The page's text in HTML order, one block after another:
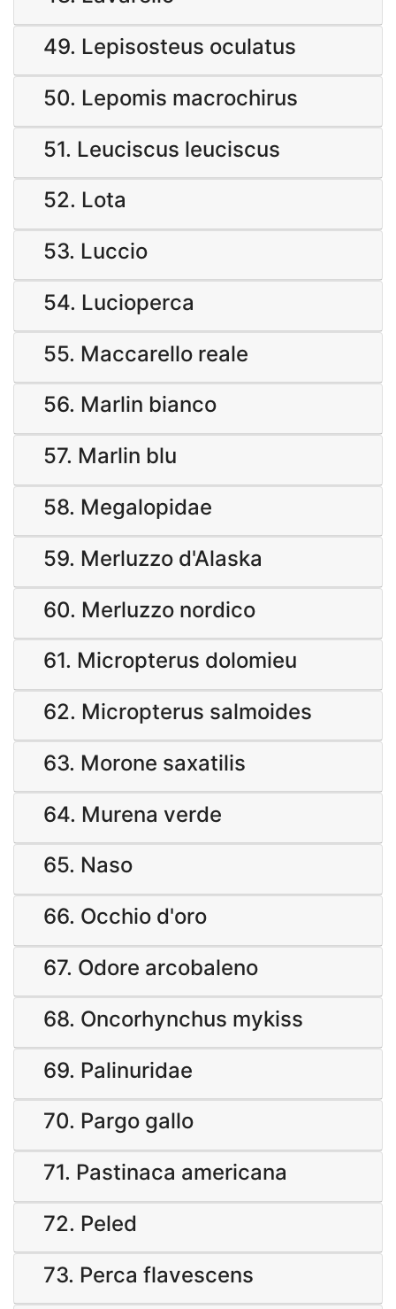
49. Lepisosteus oculatus
50. Lepomis macrochirus
51. Leuciscus leuciscus
52. Lota
53. Luccio
54. Lucioperca
55. Maccarello reale
56. Marlin bianco
57. Marlin blu
58. Megalopidae
59. Merluzzo d'Alaska
60. Merluzzo nordico
61. Micropterus dolomieu
62. Micropterus salmoides
63. Morone saxatilis
64. Murena verde
65. Naso
66. Occhio d'oro
67. Odore arcobaleno
68. Oncorhynchus mykiss
69. Palinuridae
70. Pargo gallo
71. Pastinaca americana
72. Peled
73. Perca flavescens